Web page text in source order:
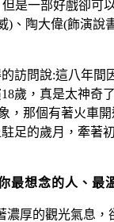
是一部好戲卻可
陶大偉(飾演
訪問說:這八年
歲，真是太神奇
那個有著火車
足的歲月，牽
最想念的人、最
厚的觀光氣息，